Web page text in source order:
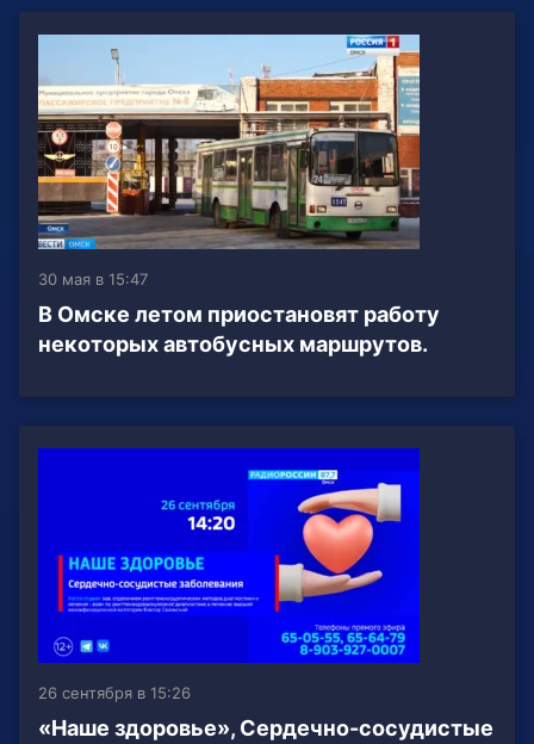
30 мая в 15:47
В Омске летом приостановят работу
некоторых автобусных маршрутов.
26 сентября в 15:26
«Наше здоровье», Сердечно-сосудистые